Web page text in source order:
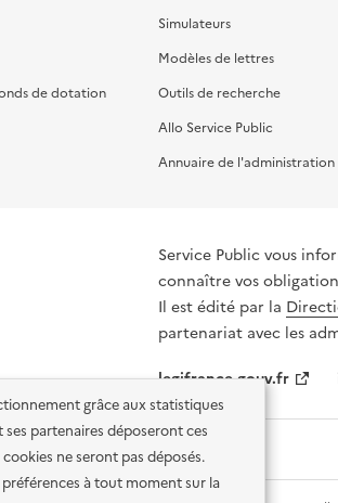
grâce aux statistiques
partenaires déposeront ces
ne seront pas déposés.
à tout moment sur la
de dotation
Simulateurs
Modèles de lettres
Outils de recherche
Allo Service Public
Annuaire de l'administration
Service Public vous
connaître vos
Il est édité par la
partenariat avec les
legifrance.gouv.fr